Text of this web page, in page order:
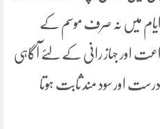
میں نہ صرف موسم کے
زراعت اور جہاز رانی کے لئے آگاہی
اور سود مند ثابت ہوتا